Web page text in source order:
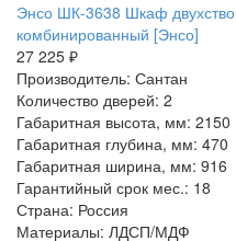
Энсо ШК-3638 Шкаф
комбинированный [Энсо]
27 225 ₽
Производитель: Сантан
Количество дверей: 2
Габаритная высота, мм: 2150
Габаритная глубина, мм: 470
Габаритная ширина, мм: 916
Гарантийный срок мес.: 18
Страна: Россия
Материалы: ЛДСП/МДФ